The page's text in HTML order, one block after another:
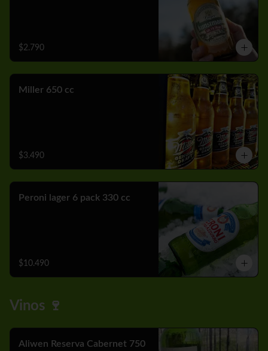
$2.790
Miller 650 cc
$3.490
Peroni lager 6 pack 330 cc
$10.490
Vinos 🍷
Aliwen Reserva Cabernet 750